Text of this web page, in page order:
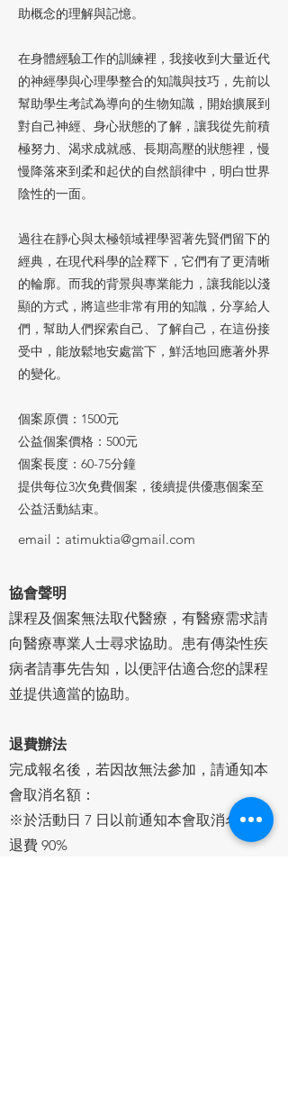
助概念的理解與記憶。​
在身體經驗工作的訓練裡，我接收到大量近代
的神經學與心理學整合的知識與技巧，先前以
幫助學生考試為導向的生物知識，開始擴展到
對自己神經、身心狀態的了解，讓我從先前積
極努力、渴求成就感、長期高壓的狀態裡，慢
慢降落來到柔和起伏的自然韻律中，明白世界
陰性的一面。​
過往在靜心與太極領域裡學習著先賢們留下的
經典，在現代科學的詮釋下，它們有了更清晰
的輪廓。而我的背景與專業能力，讓我能以淺
顯的方式，將這些非常有用的知識，分享給人
們，幫助人們探索自己、了解自己，在這份接
受中，能放鬆地安處當下，鮮活地回應著外界
的變化。
個案原價：1500元
公益個案價格：500元
個案長度：60-75分鐘
提供每位3次免費個案，後續提供優惠個案至
公益活動結束。
email： atimuktia@gmail.com
協會聲明
課程及個案無法取代醫療，有醫療需求請
向醫療專業人士尋求協助。患有傳染性疾
病者請事先告知，以便評估適合您的課程
並提供適當的協助。
退費辦法
完成報名後，若因故無法參加，請通知本
會取消名額：
※於活動日 7 日以前通知本會取消名額，
退費 90%